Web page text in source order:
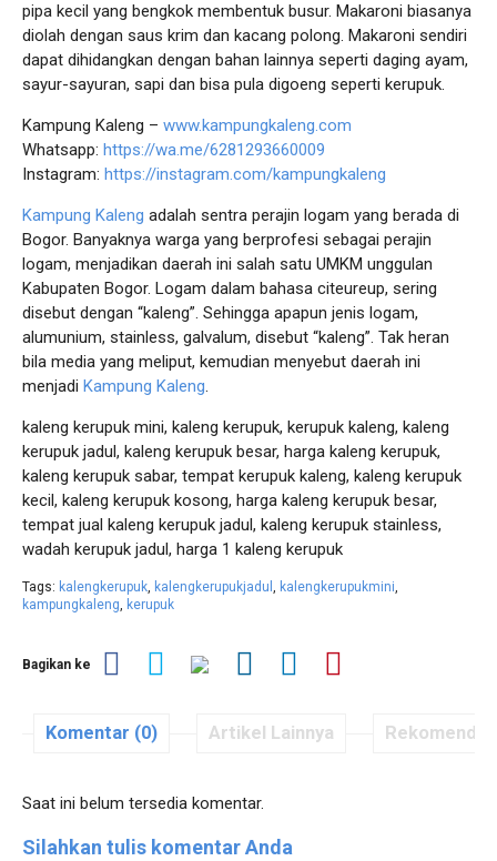
pipa kecil yang bengkok membentuk busur. Makaroni biasanya
diolah dengan saus krim dan kacang polong. Makaroni sendiri
dapat dihidangkan dengan bahan lainnya seperti daging ayam,
sayur-sayuran, sapi dan bisa pula digoeng seperti kerupuk.
Kampung Kaleng – www.kampungkaleng.com
Whatsapp: https://wa.me/6281293660009
Instagram: https://instagram.com/kampungkaleng
Kampung Kaleng adalah sentra perajin logam yang berada di
Bogor. Banyaknya warga yang berprofesi sebagai perajin
logam, menjadikan daerah ini salah satu UMKM unggulan
Kabupaten Bogor. Logam dalam bahasa citeureup, sering
disebut dengan “kaleng”. Sehingga apapun jenis logam,
alumunium, stainless, galvalum, disebut “kaleng”. Tak heran
bila media yang meliput, kemudian menyebut daerah ini
menjadi Kampung Kaleng.
kaleng kerupuk mini, kaleng kerupuk, kerupuk kaleng, kaleng
kerupuk jadul, kaleng kerupuk besar, harga kaleng kerupuk,
kaleng kerupuk sabar, tempat kerupuk kaleng, kaleng kerupuk
kecil, kaleng kerupuk kosong, harga kaleng kerupuk besar,
tempat jual kaleng kerupuk jadul, kaleng kerupuk stainless,
wadah kerupuk jadul, harga 1 kaleng kerupuk
Tags: kalengkerupuk, kalengkerupukjadul , kalengkerupukmini,
kampungkaleng, kerupuk
Bagikan ke
Komentar (0) Artikel Lainnya
Saat ini belum tersedia komentar.
Silahkan tulis komentar Anda